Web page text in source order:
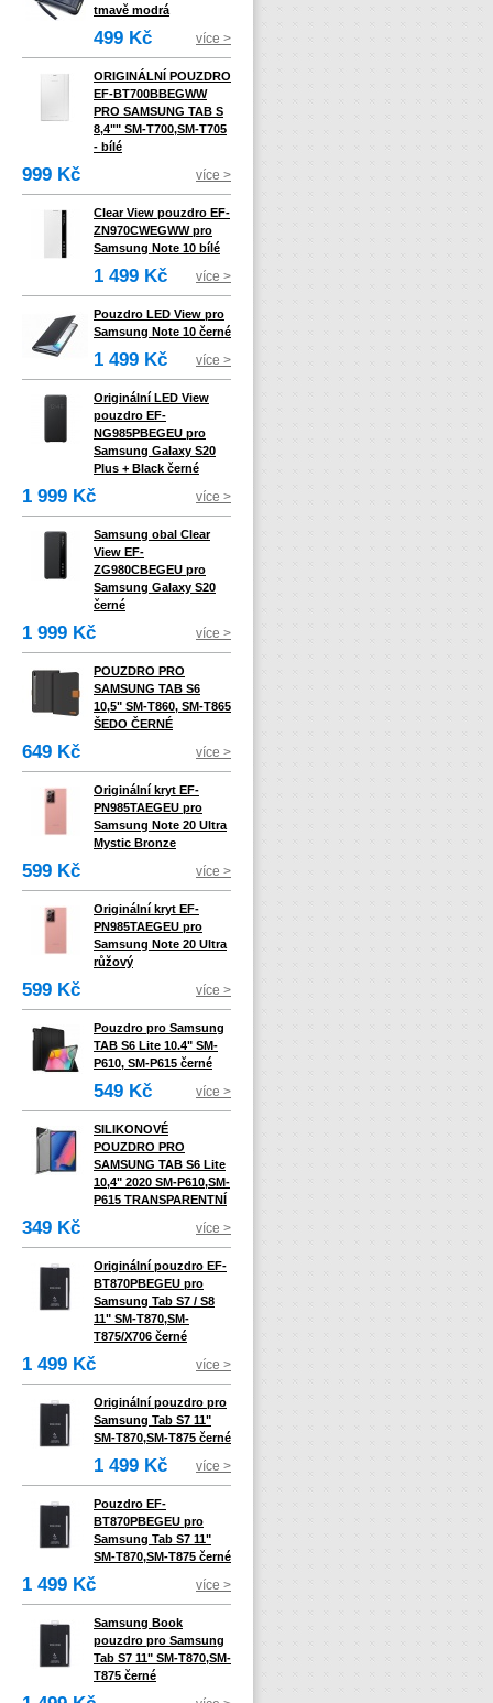
tmavě modrá
499 Kč více >
ORIGINÁLNÍ POUZDRO
EF-BT700BBEGWW
PRO SAMSUNG TAB S
8,4"" SM-T700,SM-T705
- bílé
999 Kč více >
Clear View pouzdro EF-
ZN970CWEGWW pro
Samsung Note 10 bílé
1 499 Kč více >
Pouzdro LED View pro
Samsung Note 10 černé
1 499 Kč více >
Originální LED View
pouzdro EF-
NG985PBEGEU pro
Samsung Galaxy S20
Plus + Black černé
1 999 Kč více >
Samsung obal Clear
View EF-
ZG980CBEGEU pro
Samsung Galaxy S20
černé
1 999 Kč více >
POUZDRO PRO
SAMSUNG TAB S6
10,5" SM-T860, SM-T865
ŠEDO ČERNÉ
649 Kč více >
Originální kryt EF-
PN985TAEGEU pro
Samsung Note 20 Ultra
Mystic Bronze
599 Kč více >
Originální kryt EF-
PN985TAEGEU pro
Samsung Note 20 Ultra
růžový
599 Kč více >
Pouzdro pro Samsung
TAB S6 Lite 10.4" SM-
P610, SM-P615 černé
549 Kč více >
SILIKONOVÉ
POUZDRO PRO
SAMSUNG TAB S6 Lite
10,4" 2020 SM-P610,SM-
P615 TRANSPARENTNÍ
349 Kč více >
Originální pouzdro EF-
BT870PBEGEU pro
Samsung Tab S7 / S8
11" SM-T870,SM-
T875/X706 černé
1 499 Kč více >
Originální pouzdro pro
Samsung Tab S7 11"
SM-T870,SM-T875 černé
1 499 Kč více >
Pouzdro EF-
BT870PBEGEU pro
Samsung Tab S7 11"
SM-T870,SM-T875 černé
1 499 Kč více >
Samsung Book
pouzdro pro Samsung
Tab S7 11" SM-T870,SM-
T875 černé